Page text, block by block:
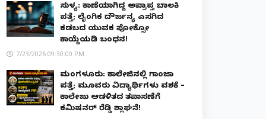
ಸುಳ್ಯ: ಕಾಣೆಯಾಗಿದ್ದ ಅಪ್ರಾಪ್ತ ಬಾಲಕಿ
ಪತ್ತೆ; ಲೈಂಗಿಕ ದೌರ್ಜನ್ಯ ಎಸಗಿದ
ಕಡಬದ ಯುವಕ ಪೋಕ್ಸೋ
ಕಾಯ್ದೆಯಡಿ ಬಂಧನ!
7/23/2026 09:30:00 PM
ಮಂಗಳೂರು: ಕಾಲೇಜಿನಲ್ಲಿ ಗಾಂಜಾ
ಪತ್ತೆ; ಮೂವರು ವಿದ್ಯಾರ್ಥಿಗಳು ವಶಕ್ಕೆ –
ಕಾಲೇಜು ಆಡಳಿತದ ತಪಾಸಣೆಗೆ
ಕಮಿಷನರ್ ರೆಡ್ಡಿ ಶ್ಲಾಘನೆ!